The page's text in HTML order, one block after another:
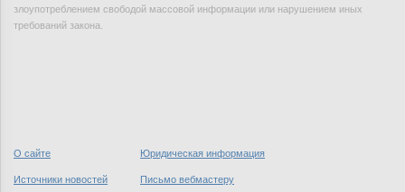
злоупотреблением свободой массовой информации или нарушением иных
требований закона.
О сайте Юридическая информация
Источники новостей Письмо вебмастеру